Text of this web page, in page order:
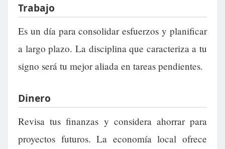
Trabajo
Es un día para consolidar esfuerzos y planificar
a largo plazo. La disciplina que caracteriza a tu
signo será tu mejor aliada en tareas pendientes.
Dinero
Revisa tus finanzas y considera ahorrar para
proyectos futuros. La economía local ofrece